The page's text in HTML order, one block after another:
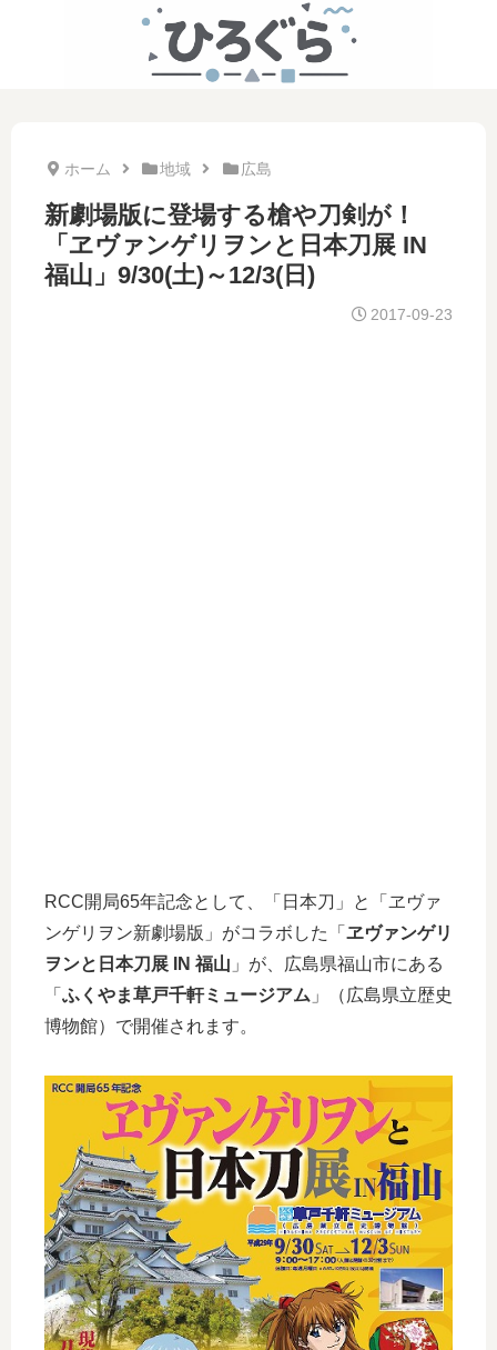
ホーム 地域 広島
新劇場版に登場する槍や刀剣が！
「ヱヴァンゲリヲンと日本刀展 IN
福山」9/30(土)～12/3(日)
2017-09-23
RCC開局65年記念として、「日本刀」と「ヱヴァ
ンゲリヲン新劇場版」がコラボした「 ヱヴァンゲリ
ヲンと日本刀展 IN 福山 」が、広島県福山市にある
「 ふくやま草戸千軒ミュージアム 」（広島県立歴史
博物館）で開催されます。